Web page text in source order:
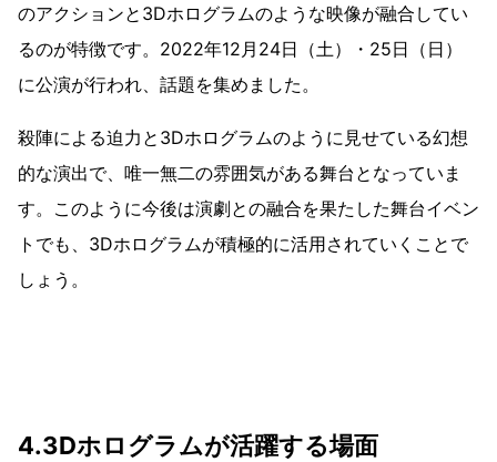
のアクションと3Dホログラムのような映像が融合してい
るのが特徴です。2022年12月24日（土）・25日（日）
に公演が行われ、話題を集めました。
殺陣による迫力と3Dホログラムのように見せている幻想
的な演出で、唯一無二の雰囲気がある舞台となっていま
す。このように今後は演劇との融合を果たした舞台イベン
トでも、3Dホログラムが積極的に活用されていくことで
しょう。
4.3Dホログラムが活躍する場面